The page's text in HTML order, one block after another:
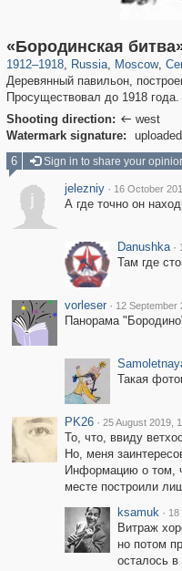
«Бородинская
1912–1918, Russia
1,406,819
, Moscow
319,864 8,286
,
160,012
Деревянный павильон,
Просуществовал до 1918 года.
Shooting direction:  west
Watermark signature:
6 Sign in to share your
j
jelezniy · 16 October
А где точно он
Danushka ·
Там где
vorleser · 12 September
Панорама
Такая
PK26 · 25 August 2019,
То, что, ввиду
Но, меня
Информацию о том,
месте построили
ksamuk · 18
Витраж
но потом
осталось